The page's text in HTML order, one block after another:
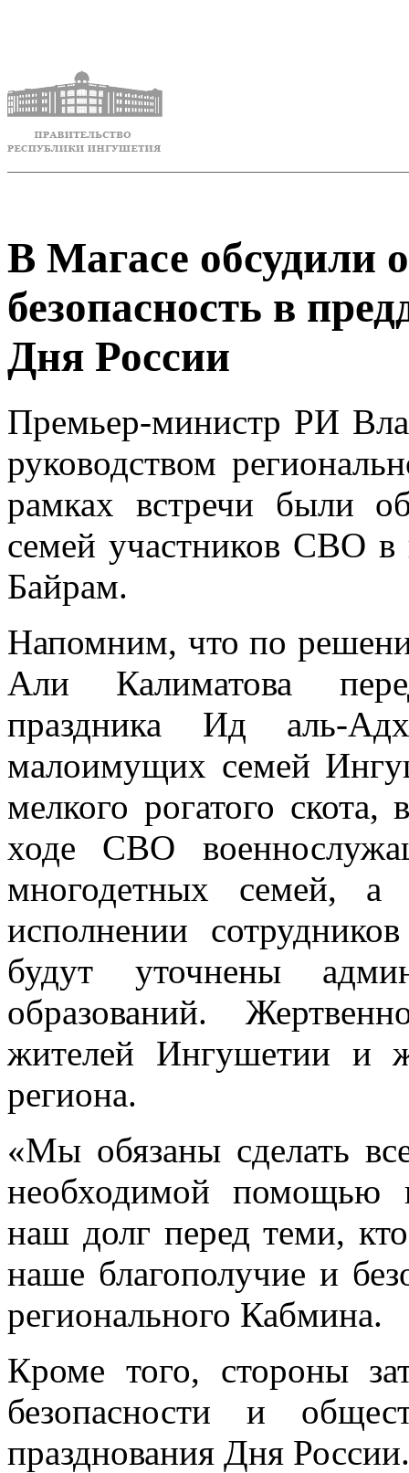
В Магасе обсудили
безопасность в
Дня России
Премьер-министр РИ
руководством
рамках встречи были
семей участников СВО в
Байрам.
Напомним, что по
Али Калиматова
праздника Ид аль-
малоимущих семей
мелкого рогатого
ходе СВО
многодетных семей,
исполнении
будут уточнены
образований.
жителей Ингушетии и
региона.
«Мы обязаны сделать
необходимой помощью
наш долг перед теми,
наше благополучие и
регионального Кабмина.
Кроме того, стороны
безопасности и
празднования Дня России.